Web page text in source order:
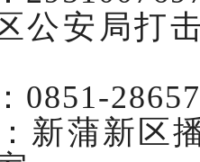
公安局打
0851-
新蒲新区